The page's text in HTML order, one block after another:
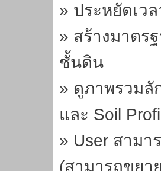
» ประหยัดเว
» สร้างมาตร
ชั้นดิน
» ดูภาพรวม
และ Soil
» User สาม
(สามารถขยา